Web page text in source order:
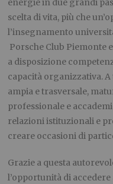
energie in due grandi
scelta di vita, più che
l’insegnamento
Porsche Club Piemonte
a disposizione
capacità organizzativa.
ampia e trasversale,
professionale e
relazioni istituzionali e
creare occasioni di
Grazie a questa
l’opportunità di